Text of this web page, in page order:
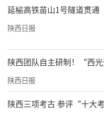
西安壹加壹医疗美容
金达威聚拉美超声刀；
西安米兰柏羽医疗
和尖峰超声王。
此外，7家医院使用
疗器械，部分医疗
延榆高铁苗山1号隧道贯通
陕西日报
陕西团队自主研制！“西
陕西日报
陕西三项考古 参评“十大